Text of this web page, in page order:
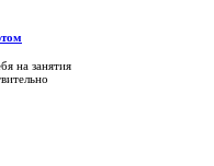
на занятия